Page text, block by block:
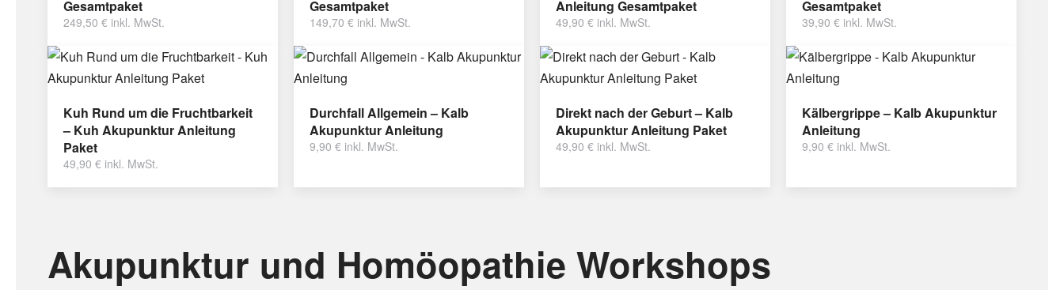
Gesamtpaket
249,50 € inkl. MwSt.
Gesamtpaket
149,70 € inkl. MwSt.
Anleitung Gesamtpaket
49,90 € inkl. MwSt.
Gesamtpaket
39,90 € inkl. MwSt.
Kuh Rund um die Fruchtbarkeit
– Kuh Akupunktur Anleitung
Paket
49,90 € inkl. MwSt.
Durchfall Allgemein – Kalb
Akupunktur Anleitung
9,90 € inkl. MwSt.
Direkt nach der Geburt – Kalb
Akupunktur Anleitung Paket
49,90 € inkl. MwSt.
Kälbergrippe – Kalb Akupunktur
Anleitung
9,90 € inkl. MwSt.
Akupunktur und Homöopathie Workshops